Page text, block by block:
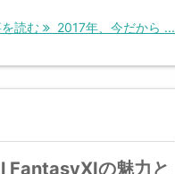
読む 2017年、今だから ...
FantasyXIの魅力と